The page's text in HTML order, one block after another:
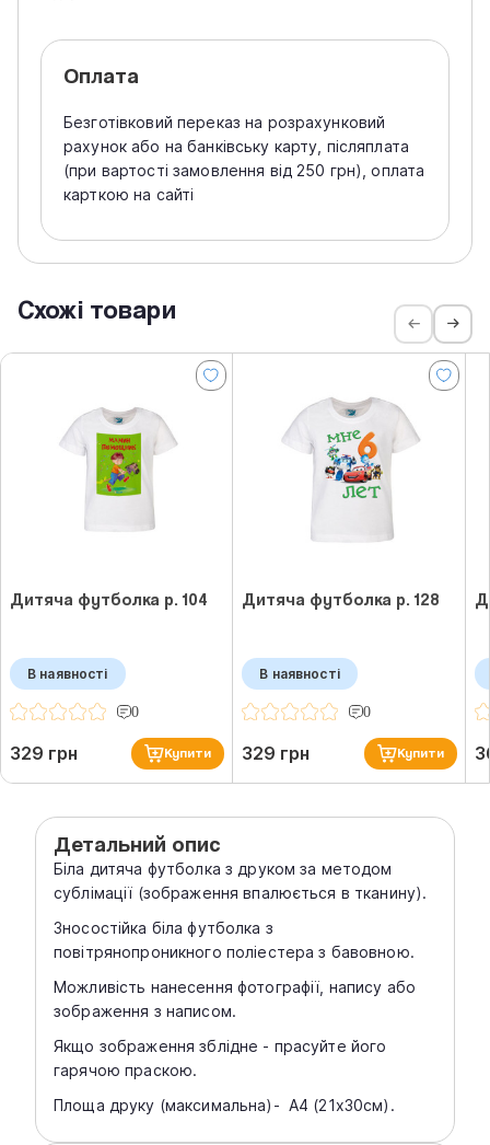
Оплата
Безготівковий переказ на розрахунковий
рахунок або на банківську карту, післяплата
(при вартості замовлення від 250 грн), оплата
карткою на сайті
Схожі товари
Дитяча футболка р. 104
В наявності
0
329 грн Купити
Дитяча футболка р. 128
В наявності
0
329 грн Купити
Детальний опис
Біла дитяча футболка з друком за методом
сублімації (зображення впалюється в тканину).
Зносостійка біла футболка з
повітрянопроникного поліестера з бавовною.
Можливість нанесення фотографії, напису або
зображення з написом.
Якщо зображення зблідне - прасуйте його
гарячою праскою.
Площа друку (максимальна)- А4 (21х30см).